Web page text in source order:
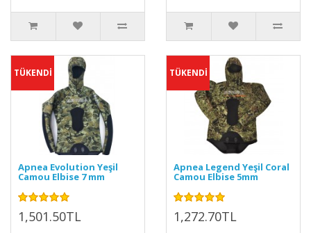
TÜKENDİ
Apnea Evolution Yeşil
Camou Elbise 7 mm
1,501.50TL
TÜKENDİ
Apnea Legend Yeşil Coral
Camou Elbise 5mm
1,272.70TL